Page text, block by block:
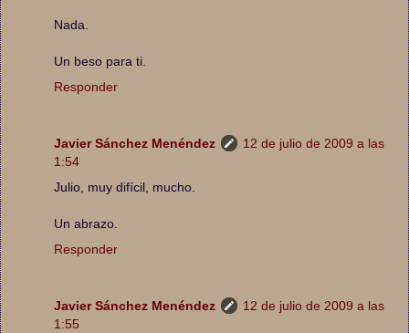
Nada.
Un beso para ti.
Responder
Javier Sánchez Menéndez
12 de julio de 2009 a las
1:54
Julio, muy difícil, mucho.
Un abrazo.
Responder
Javier Sánchez Menéndez
12 de julio de 2009 a las
1:55